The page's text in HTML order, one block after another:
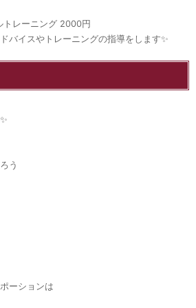
レーニング 2000円
バイスやトレーニングの指導をします✨️
う
ーションは